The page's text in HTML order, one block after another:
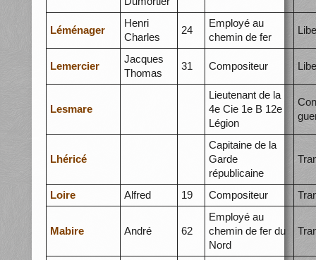
Léménager
Henri
Charles
24
Employé au
chemin de fer
Lemercier
Jacques
Thomas
31 Compositeur
Lesmare
Lieutenant de la
4e Cie 1e B 12e
Légion
Lhéricé
Capitaine de la
Garde
républicaine
Loire Alfred 19 Compositeur
Mabire André 62
Employé au
chemin de fer du
Nord